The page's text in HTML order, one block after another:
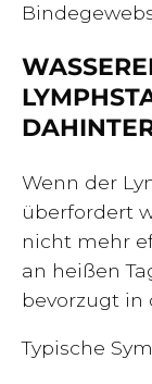
Wenn der
überfordert
nicht mehr
an heißen
bevorzugt in
Typische